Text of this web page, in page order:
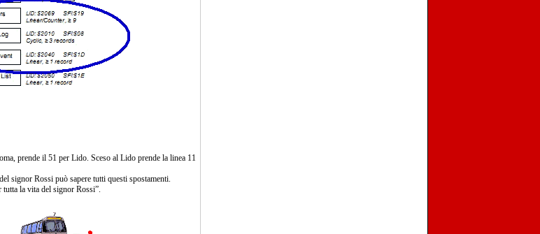
prende il 51 per Lido. Sceso al Lido prende la linea 11
signor Rossi può sapere tutti questi spostamenti.
tutta la vita del signor Rossi”.